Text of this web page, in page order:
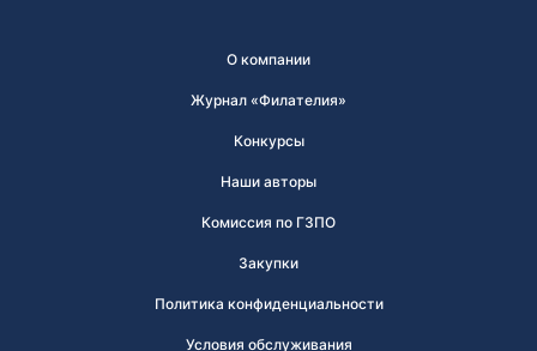
О компании
Журнал «Филателия»
Конкурсы
Наши авторы
Комиссия по ГЗПО
Закупки
Политика конфиденциальности
Условия обслуживания